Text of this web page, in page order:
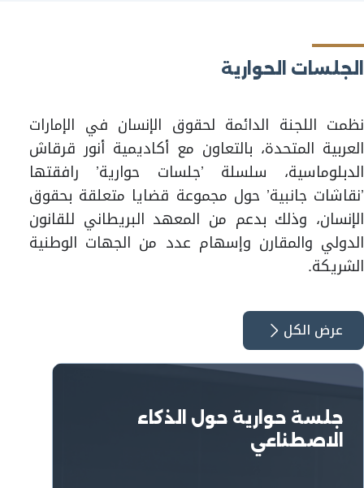
الجلسات الحوارية
نظمت اللجنة الدائمة لحقوق الإنسان في الإمارات
العربية المتحدة، بالتعاون مع أكاديمية أنور قرقاش
الدبلوماسية، سلسلة ’جلسات حوارية’ رافقتها
’نقاشات جانبية’ حول مجموعة قضايا متعلقة بحقوق
الإنسان، وذلك بدعم من المعهد البريطاني للقانون
الدولي والمقارن وإسهام عدد من الجهات الوطنية
الشريكة.
عرض الكل
جلسة حوارية حول الذكاء
الاصطناعي